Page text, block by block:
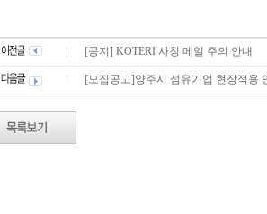
[공지] KOTERI 사칭 메일 주의 안내
[모집공고]양주시 섬유기업 현장적용